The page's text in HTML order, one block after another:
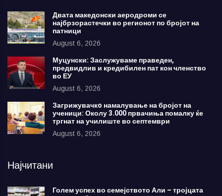
Двата македонски аеродроми се
најбрзорастечки во регионот по бројот на
патници
August 6, 2026
Муцунски: Заслужуваме праведен,
предвидлив и кредибилен пат кон членство
во ЕУ
August 6, 2026
Загрижувачкo намалување на бројот на
ученици: Околу 3.000 првачиња помалку ќе
тргнат на училиште во септември
August 6, 2026
Најчитани
Голем успех во семејството Али – тројцата